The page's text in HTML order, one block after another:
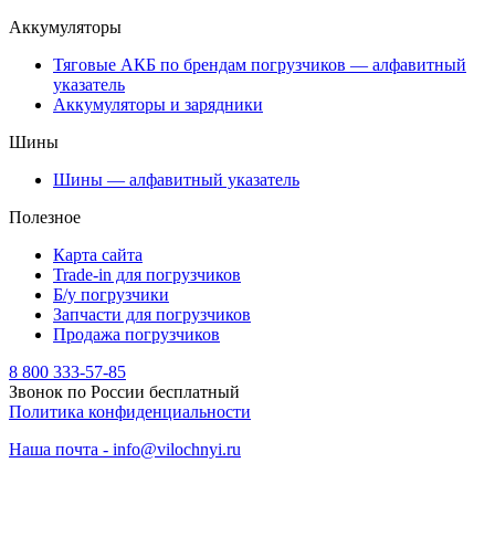
Аккумуляторы
Тяговые АКБ по брендам погрузчиков — алфавитный
указатель
Аккумуляторы и зарядники
Шины
Шины — алфавитный указатель
Полезное
Карта сайта
Trade-in для погрузчиков
Б/у погрузчики
Запчасти для погрузчиков
Продажа погрузчиков
8 800 333-57-85
Звонок по России бесплатный
Политика конфиденциальности
Наша почта - info@vilochnyi.ru